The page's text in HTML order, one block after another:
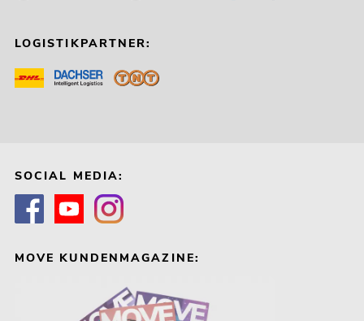
LOGISTIKPARTNER:
SOCIAL MEDIA:
MOVE KUNDENMAGAZINE: